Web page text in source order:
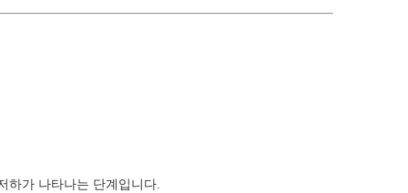
하가 나타나는 단계입니다.